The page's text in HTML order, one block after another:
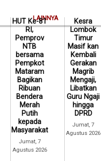
LAINNYA
HUT Ke-81
RI,
Pemprov
NTB
bersama
Pempkot
Mataram
Bagikan
Ribuan
Bendera
Merah
Putih
kepada
Masyarakat
Jumat, 7
Agustus 2026
Kesra
Lombok
Timur
Masif kan
Kembali
Gerakan
Magrib
Mengaji,
Libatkan
Guru Ngaji
hingga
DPRD
Jumat, 7
Agustus 2026